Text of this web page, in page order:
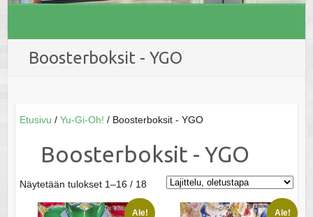
Boosterboksit - YGO
Etusivu / Yu-Gi-Oh! / Boosterboksit - YGO
Boosterboksit - YGO
Näytetään tulokset 1–16 / 18
Ale! Ale!